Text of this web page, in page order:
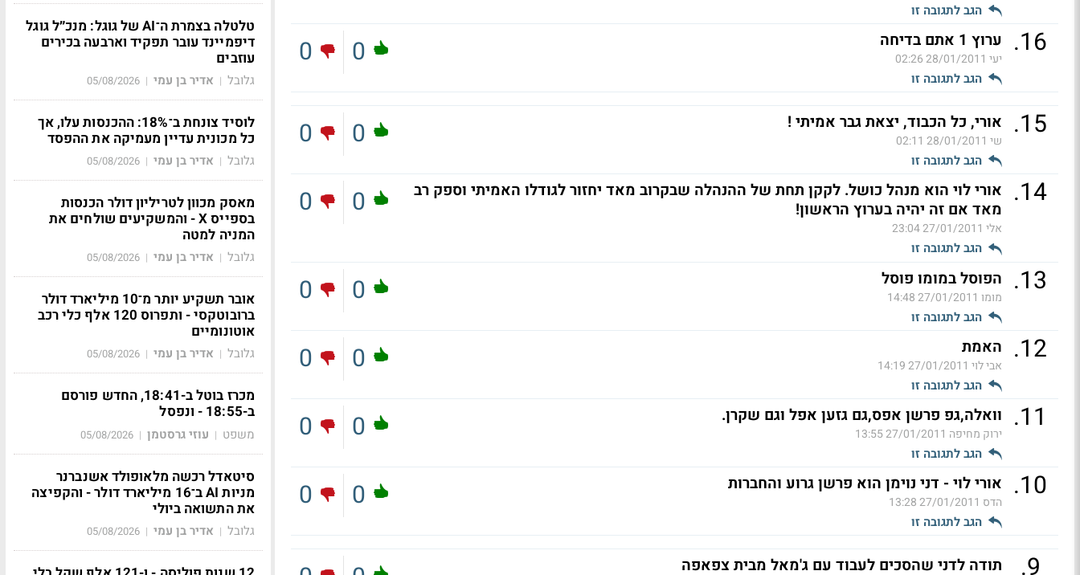
הגב לתגובה זו
16
. ערוץ 1 אתם בדיחה
יעי 28/01/2011 02:26
הגב לתגובה זו
0
0
15
. אורי, כל הכבוד, יצאת גבר אמיתי !
שי 28/01/2011 02:11
הגב לתגובה זו
0
0
14
.
אורי לוי הוא מנהל כושל. לקקן תחת של ההנהלה שבקרוב מאד יחזור לגודלו האמיתי וספק רב
מאד אם זה יהיה בערוץ הראשון!
אלי 27/01/2011 23:04
הגב לתגובה זו
0
0
13
. הפוסל במומו פוסל
מומו 27/01/2011 14:48
הגב לתגובה זו
0
0
12
. האמת
אבי לוי 27/01/2011 14:19
הגב לתגובה זו
0
0
11
. וואלה,גפ פרשן אפס,גם גזען אפל וגם שקרן.
ירוק מחיפה 27/01/2011 13:55
הגב לתגובה זו
0
0
10
. אורי לוי - דני נוימן הוא פרשן גרוע והחברות
הדס 27/01/2011 13:28
הגב לתגובה זו
0
0
תודה לדני שהסכים לעבוד עם ג'מאל מבית צפאפה
טלטלה בצמרת ה־AI של גוגל: מנכ״ל גוגל
דיפמיינד עובר תפקיד וארבעה בכירים
עוזבים
גלובל | אדיר בן עמי |
05/08/2026
לוסיד צונחת ב־18%: ההכנסות עלו, אך
כל מכונית עדיין מעמיקה את ההפסד
גלובל | אדיר בן עמי |
05/08/2026
מאסק מכוון לטריליון דולר הכנסות
בספייס X - והמשקיעים שולחים את
המניה למטה
גלובל | אדיר בן עמי |
05/08/2026
אובר תשקיע יותר מ־10 מיליארד דולר
ברובוטקסי - ותפרוס 120 אלף כלי רכב
אוטונומיים
גלובל | אדיר בן עמי |
05/08/2026
מכרז בוטל ב-18:41, החדש פורסם
ב-18:55 - ונפסל
משפט | עוזי גרסטמן |
05/08/2026
סיטאדל רכשה מלאופולד אשנברנר
מניות AI ב־16 מיליארד דולר - והקפיצה
את התשואה ביולי
גלובל | אדיר בן עמי |
05/08/2026